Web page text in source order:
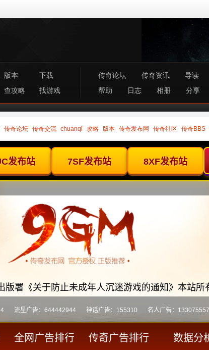
版本
下载
查攻略 找游戏
传奇论坛 传奇资讯 导读
帮助
日志 相册 分享
传奇论坛 传奇交流 chuanqi 攻略 版本 传奇发布网 传奇社区 传奇BBS